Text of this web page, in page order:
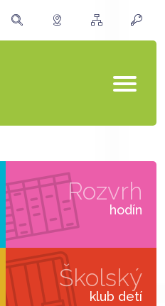
Rozvrh
hodín
Školský
klub detí